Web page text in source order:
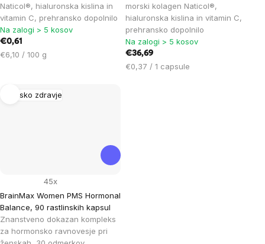
Naticol®, hialuronska kislina in
vitamin C, prehransko dopolnilo
Na zalogi > 5 kosov
€0,61
Cena
€6,10 / 100 g
morski kolagen Naticol®,
hialuronska kislina in vitamin C,
prehransko dopolnilo
Na zalogi > 5 kosov
€36,69
Cena
€0,37 / 1 capsule
Žensko zdravje
BrainMax Women PMS Hormonal
Balance, 90 rastlinskih kapsul
Znanstveno dokazan kompleks
za hormonsko ravnovesje pri
45x